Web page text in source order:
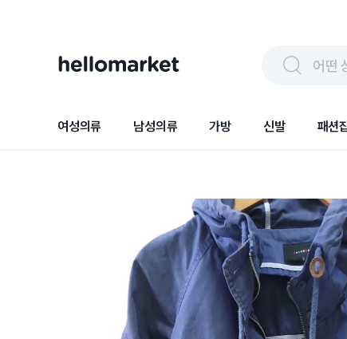
어떤
여성의류 남성의류 가방 신발 패션